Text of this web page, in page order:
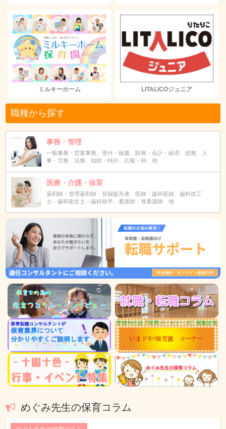
ミルキーホーム LITALICOジュニア
職種から探す
事務・管理
一般事務・営業事務、受付・秘書、財務・会計・経理、総務、人
事・労務、法務、知財・特許、広報・IR 他
医療・介護・保育
薬剤師・管理薬剤師・登録販売者、医師・歯科医師、歯科技工
士・歯科衛生士・歯科助手、看護師・准看護師 他
めぐみ先生の保育コラム